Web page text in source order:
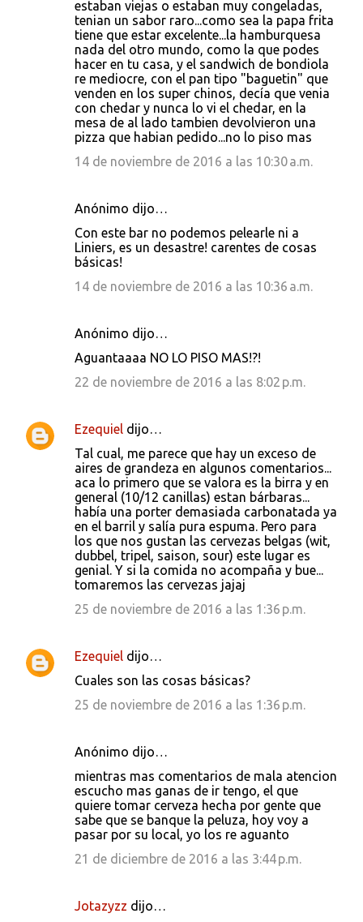
estaban viejas o estaban muy congeladas,
tenian un sabor raro...como sea la papa frita
tiene que estar excelente...la hamburquesa
nada del otro mundo, como la que podes
hacer en tu casa, y el sandwich de bondiola
re mediocre, con el pan tipo "baguetin" que
venden en los super chinos, decía que venia
con chedar y nunca lo vi el chedar, en la
mesa de al lado tambien devolvieron una
pizza que habian pedido...no lo piso mas
14 de noviembre de 2016 a las 10:30 a.m.
Anónimo dijo…
Con este bar no podemos pelearle ni a
Liniers, es un desastre! carentes de cosas
básicas!
14 de noviembre de 2016 a las 10:36 a.m.
Anónimo dijo…
Aguantaaaa NO LO PISO MAS!?!
22 de noviembre de 2016 a las 8:02 p.m.
Ezequiel dijo…
Tal cual, me parece que hay un exceso de
aires de grandeza en algunos comentarios...
aca lo primero que se valora es la birra y en
general (10/12 canillas) estan bárbaras...
había una porter demasiada carbonatada ya
en el barril y salía pura espuma. Pero para
los que nos gustan las cervezas belgas (wit,
dubbel, tripel, saison, sour) este lugar es
genial. Y si la comida no acompaña y bue...
tomaremos las cervezas jajaj
25 de noviembre de 2016 a las 1:36 p.m.
Ezequiel dijo…
Cuales son las cosas básicas?
25 de noviembre de 2016 a las 1:36 p.m.
Anónimo dijo…
mientras mas comentarios de mala atencion
escucho mas ganas de ir tengo, el que
quiere tomar cerveza hecha por gente que
sabe que se banque la peluza, hoy voy a
pasar por su local, yo los re aguanto
21 de diciembre de 2016 a las 3:44 p.m.
Jotazyzz dijo…